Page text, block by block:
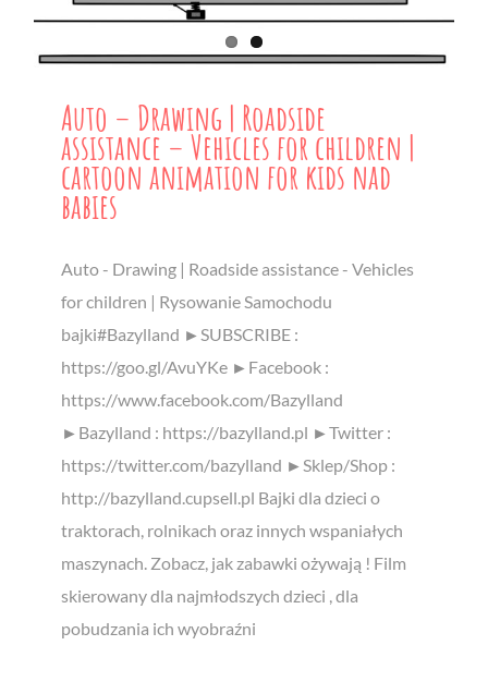
Auto – Drawing | Roadside
assistance – Vehicles for children |
cartoon animation for kids nad
babies
Auto - Drawing | Roadside assistance - Vehicles
for children | Rysowanie Samochodu
bajki#Bazylland ►SUBSCRIBE :
https://goo.gl/AvuYKe ►Facebook :
https://www.facebook.com/Bazylland
►Bazylland : https://bazylland.pl ►Twitter :
https://twitter.com/bazylland ►Sklep/Shop :
http://bazylland.cupsell.pl Bajki dla dzieci o
traktorach, rolnikach oraz innych wspaniałych
maszynach. Zobacz, jak zabawki ożywają ! Film
skierowany dla najmłodszych dzieci , dla
pobudzania ich wyobraźni